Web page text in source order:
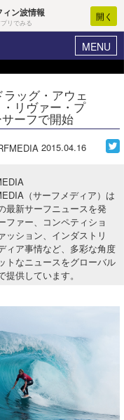
ン波情報
リでみる
開く
MENU
マイホーム
想ツール
イド
ッグ・アウェ
リヴァー・プ
ーフで開始
2015.04.16
（サーフメディア）は
最新サーフニュースを発
ファー、コンペティショ
ッション、インダストリ
ィア事情など、多彩な角度
トなニュースをグローバル
提供しています。
ズ